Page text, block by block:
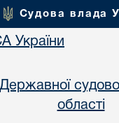
Судова влада
України
областi